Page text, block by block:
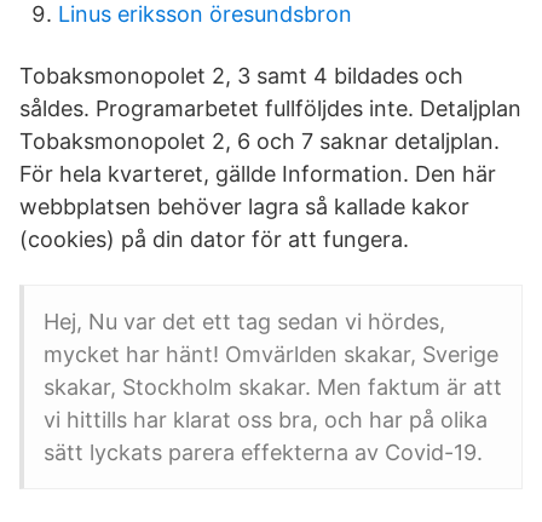
Linus eriksson öresundsbron
Tobaksmonopolet 2, 3 samt 4 bildades och
såldes. Programarbetet fullföljdes inte. Detaljplan
Tobaksmonopolet 2, 6 och 7 saknar detaljplan.
För hela kvarteret, gällde Information. Den här
webbplatsen behöver lagra så kallade kakor
(cookies) på din dator för att fungera.
Hej, Nu var det ett tag sedan vi hördes,
mycket har hänt! Omvärlden skakar, Sverige
skakar, Stockholm skakar. Men faktum är att
vi hittills har klarat oss bra, och har på olika
sätt lyckats parera effekterna av Covid-19.